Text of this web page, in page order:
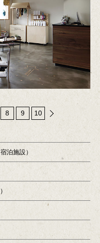
8 9
10
泊施設）